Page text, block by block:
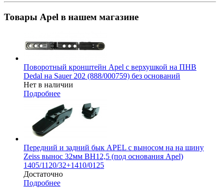
Товары Apel в нашем магазине
Поворотный кронштейн Apel с верхушкой на ПНВ
Dedal на Sauer 202 (888/000759) без оснований
Нет в наличии
Подробнее
Передний и задний бык APEL с выносом на на шину
Zeiss вынос 32мм BH12,5 (под основания Apel)
1405/1120/32+1410/0125
Достаточно
Подробнее